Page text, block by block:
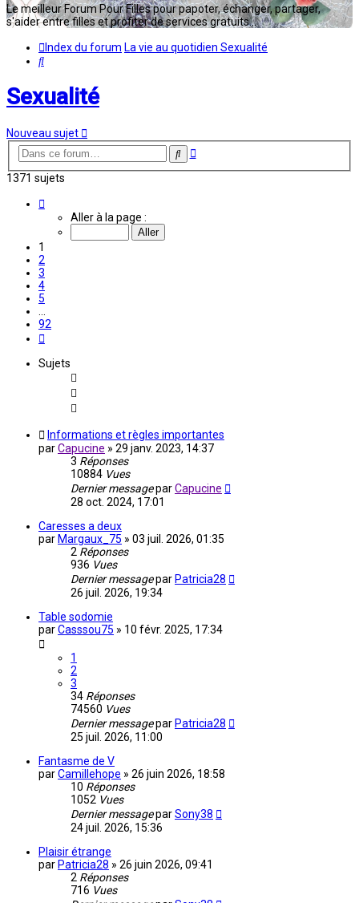
Le meilleur Forum Pour Filles pour papoter, échanger, partager,
s'aider entre filles et profiter de services gratuits...
Index du forum La vie au quotidien Sexualité
Rechercher
Sexualité
Nouveau sujet
Rechercher
Recherche
1371 sujets
Aller à la page :
1
2
3
4
5
92
Sujets
Informations et règles importantes
parCapucine » 29 janv. 2023, 14:37
3 Réponses
10884 Vues
Dernier messageparCapucine
28 oct. 2024, 17:01
Caresses a deux
par Margaux_75 » 03 juil. 2026, 01:35
2 Réponses
936 Vues
Dernier messagepar Patricia28
26 juil. 2026, 19:34
Table sodomie
parCasssou75 » 10 févr. 2025, 17:34
1
2
3
34 Réponses
74560 Vues
Dernier messagepar Patricia28
25 juil. 2026, 11:00
Fantasme de V
parCamillehope » 26 juin 2026, 18:58
10 Réponses
1052 Vues
Dernier messageparSony38
24 juil. 2026, 15:36
Plaisir étrange
par Patricia28 » 26 juin 2026, 09:41
2 Réponses
716 Vues